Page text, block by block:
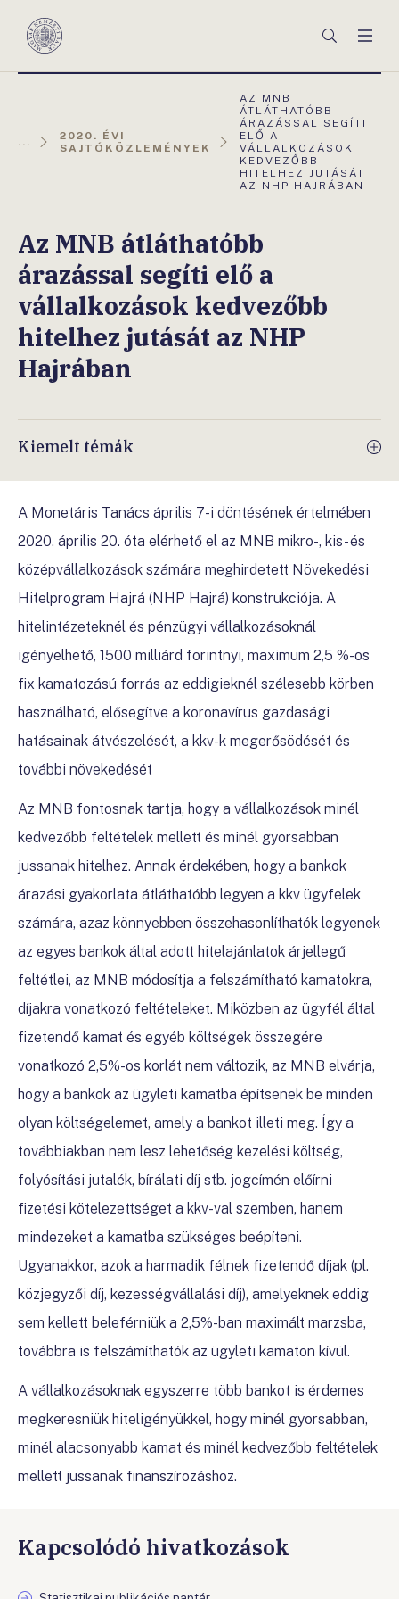
Magyar
Keresés
...
2020. ÉVI
SAJTÓKÖZLEMÉNYEK
AKTUÁLIS
OLDAL:
AZ MNB
ÁTLÁTHATÓBB
ÁRAZÁSSAL SEGÍTI
ELŐ A
VÁLLALKOZÁSOK
KEDVEZŐBB
HITELHEZ JUTÁSÁT
AZ NHP HAJRÁBAN
Az MNB átláthatóbb
árazással segíti elő a
vállalkozások kedvezőbb
hitelhez jutását az NHP
Hajrában
Kiemelt témák
A Monetáris Tanács április 7-i döntésének értelmében
2020. április 20. óta elérhető el az MNB mikro-, kis- és
középvállalkozások számára meghirdetett Növekedési
Hitelprogram Hajrá (NHP Hajrá) konstrukciója. A
hitelintézeteknél és pénzügyi vállalkozásoknál
igényelhető, 1500 milliárd forintnyi, maximum 2,5 %-os
fix kamatozású forrás az eddigieknél szélesebb körben
használható, elősegítve a koronavírus gazdasági
hatásainak átvészelését, a kkv-k megerősödését és
további növekedését
Az MNB fontosnak tartja, hogy a vállalkozások minél
kedvezőbb feltételek mellett és minél gyorsabban
jussanak hitelhez. Annak érdekében, hogy a bankok
árazási gyakorlata átláthatóbb legyen a kkv ügyfelek
számára, azaz könnyebben összehasonlíthatók legyenek
az egyes bankok által adott hitelajánlatok árjellegű
feltétlei, az MNB módosítja a felszámítható kamatokra,
díjakra vonatkozó feltételeket. Miközben az ügyfél által
fizetendő kamat és egyéb költségek összegére
vonatkozó 2,5%-os korlát nem változik, az MNB elvárja,
hogy a bankok az ügyleti kamatba építsenek be minden
olyan költségelemet, amely a bankot illeti meg. Így a
továbbiakban nem lesz lehetőség kezelési költség,
folyósítási jutalék, bírálati díj stb. jogcímén előírni
fizetési kötelezettséget a kkv-val szemben, hanem
mindezeket a kamatba szükséges beépíteni.
Ugyanakkor, azok a harmadik félnek fizetendő díjak (pl.
közjegyzői díj, kezességvállalási díj), amelyeknek eddig
sem kellett beleférniük a 2,5%-ban maximált marzsba,
továbbra is felszámíthatók az ügyleti kamaton kívül.
A vállalkozásoknak egyszerre több bankot is érdemes
megkeresniük hiteligényükkel, hogy minél gyorsabban,
minél alacsonyabb kamat és minél kedvezőbb feltételek
mellett jussanak finanszírozáshoz.
Kapcsolódó hivatkozások